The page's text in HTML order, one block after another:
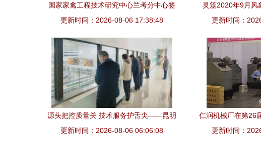
国家家禽工程技术研究中心兰考分中心签
约仪式胜利举行
更新时间：2026-08-06 17:38:48
灵筮2020年9月风
秤、水瓶的
更新时间：
源头把控质量关 技术服务护舌尖——昆明
市动物卫生监督所开展牛羊家禽屠宰环节
更新时间：2026-08-06 06:06:08
仁润机械厂在第26
芒，引领家
更新时间：